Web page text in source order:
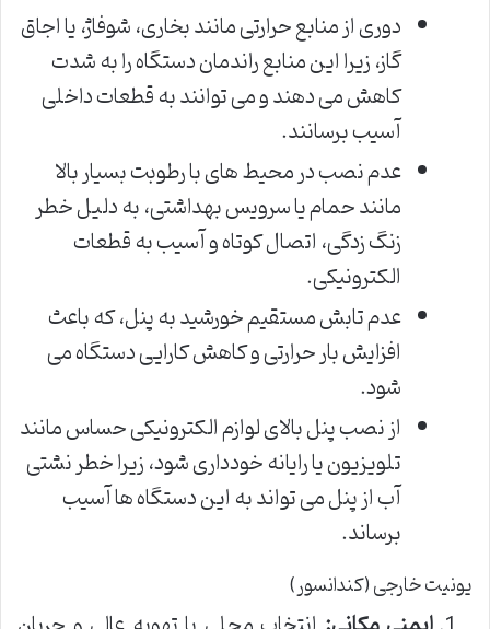
دوری از منابع حرارتی مانند بخاری، شوفاژ، یا اجاق
گاز، زیرا این منابع راندمان دستگاه را به شدت
کاهش می دهند و می توانند به قطعات داخلی
آسیب برسانند.
عدم نصب در محیط های با رطوبت بسیار بالا
مانند حمام یا سرویس بهداشتی، به دلیل خطر
زنگ زدگی، اتصال کوتاه و آسیب به قطعات
الکترونیکی.
عدم تابش مستقیم خورشید به پنل، که باعث
افزایش بار حرارتی و کاهش کارایی دستگاه می
شود.
از نصب پنل بالای لوازم الکترونیکی حساس مانند
تلویزیون یا رایانه خودداری شود، زیرا خطر نشتی
آب از پنل می تواند به این دستگاه ها آسیب
برساند.
یونیت خارجی (کندانسور)